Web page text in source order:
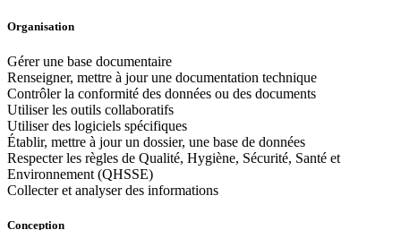
Organisation
Gérer une base documentaire
Renseigner, mettre à jour une documentation technique
Contrôler la conformité des données ou des documents
Utiliser les outils collaboratifs
Utiliser des logiciels spécifiques
Établir, mettre à jour un dossier, une base de données
Respecter les règles de Qualité, Hygiène, Sécurité, Santé et
Environnement (QHSSE)
Collecter et analyser des informations
Conception